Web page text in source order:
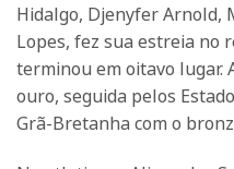
Hidalgo, Djenyfer Arnold,
Lopes, fez sua estreia no
terminou em oitavo lugar.
ouro, seguida pelos
Grã-Bretanha com o